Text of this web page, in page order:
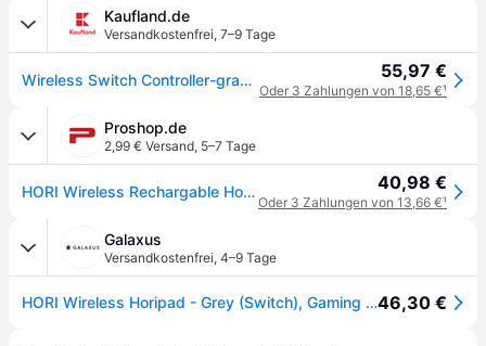
Kaufland.de
Versandkostenfrei, 7–9 Tage
Wireless Switch Controller-grau (inkl.USB-C Kabel) 55,97 €
Oder 3 Zahlungen von 18,65 €¹
Proshop.de
2,99 € Versand, 5–7 Tage
HORI Wireless Rechargable Horipad - Grey - Wireless Controller - Nintendo Switch 40,98 €
Oder 3 Zahlungen von 13,66 €¹
Galaxus
Versandkostenfrei, 4–9 Tage
HORI Wireless Horipad - Grey (Switch), Gaming Controller, Grau46,30 €